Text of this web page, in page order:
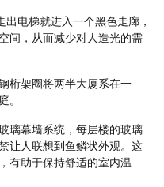
电梯就进入一个黑色走廊，
间，从而减少对人造光的需
桁架圈将两半大厦系在一
。
璃幕墙系统，每层楼的玻璃
让人联想到鱼鳞状外观。这
有助于保持舒适的室内温